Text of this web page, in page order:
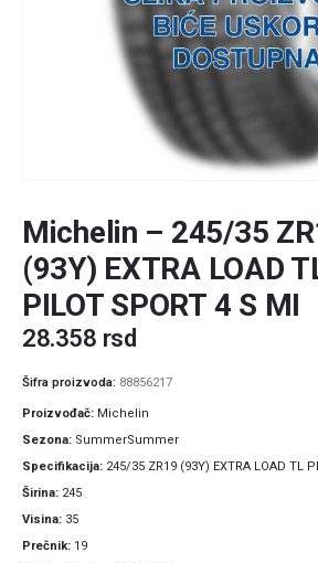
Michelin – 245/35
(93Y) EXTRA LOAD
PILOT SPORT 4 S MI
28.358 rsd
Šifra proizvoda: 88856217
Proizvođač Michelin
Sezona SummerSummer
Specifikacija 245/35 ZR19 (93Y) EXTRA LOAD TL
Širina 245
Visina 35
Prečnik 19